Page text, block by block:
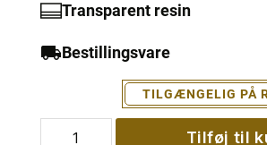
Transparent resin
Bestillingsvare
TILGÆNGELIG PÅ
Tilføj til